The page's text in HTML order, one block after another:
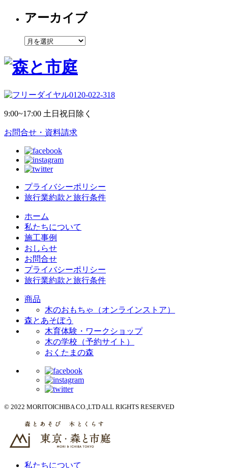
アーカイブ
ア
カ
イ
0120-022-318
9:00~17:00 土日祝日除く
お問合せ・資料請求
プライバシーポリシー
旅行業約款と旅行条件
ホーム
私たちについて
施工事例
おしらせ
お問合せ
プライバシーポリシー
旅行業約款と旅行条件
商品
木のおもちゃ（オンラインストア）
森とあそぼう
木育体験・ワークショップ
木の学校（予約サイト）
おくたまの森
© 2022 MORITOICHIBA CO.,LTD ALL RIGHTS RESERVED
私たちについて